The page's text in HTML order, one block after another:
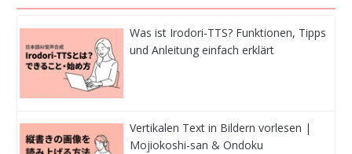
Was ist Irodori-TTS? Funktionen, Tipps
und Anleitung einfach erklärt
Vertikalen Text in Bildern vorlesen |
Mojiokoshi-san & Ondoku